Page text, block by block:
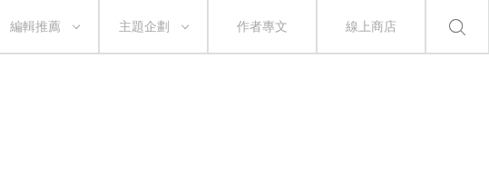
編輯推薦 主題企劃 作者專文 線上商店